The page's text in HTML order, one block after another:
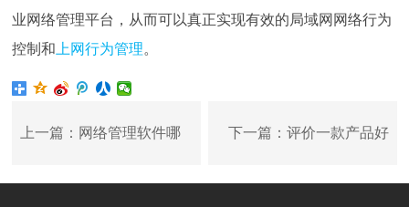
业网络管理平台，从而可以真正实现有效的局域网网络行为
控制和 上网行为管理。
上一篇：网络管理软件哪 下一篇：评价一款产品好